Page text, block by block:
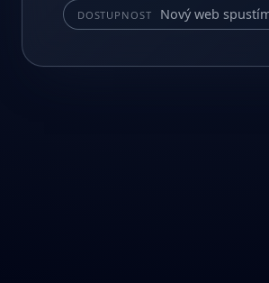
DOSTUPNOST Nový web